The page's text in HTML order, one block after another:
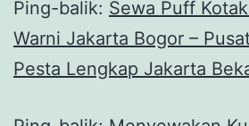
Ping-balik: Sewa Puff
Warni Jakarta Bogor –
Pesta Lengkap Jakarta